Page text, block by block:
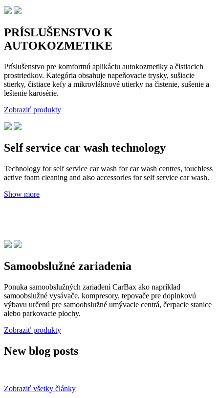
PRÍSLUŠENSTVO K
AUTOKOZMETIKE
Príslušenstvo pre komfortnú aplikáciu autokozmetiky a čistiacich
prostriedkov. Kategória obsahuje napeňovacie trysky, sušiacie
stierky, čistiace kefy a mikrovláknové utierky na čistenie, sušenie a
leštenie karosérie.
Zobraziť produkty
Self service car wash technology
Technology for self service car wash for car wash centres, touchless
active foam cleaning and also accessories for self service car wash.
Show more
Samoobslužné zariadenia
Ponuka samoobslužných zariadení CarBax ako napríklad
samoobslužné vysávače, kompresory, tepovače pre doplnkovú
výbavu určenú pre samoobslužné umývacie centrá, čerpacie stanice
alebo parkovacie plochy.
Zobraziť produkty
New blog posts
Zobraziť všetky články